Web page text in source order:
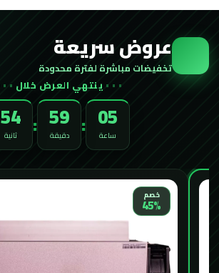
عروض سريعة
تخفيضات مباشرة لفترة محدودة
ينتهي العرض خلال
05
ساعة :
59
دقيقة :
52
ثانية
خصم
45%